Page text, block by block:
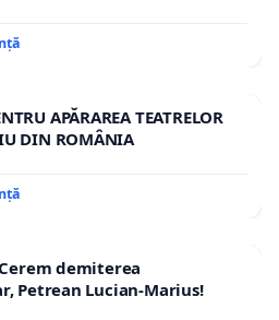
APĂRAREA TEATRELOR
DIN ROMÂNIA
demiterea
Petrean Lucian-Marius!